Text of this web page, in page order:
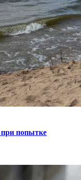
попытке